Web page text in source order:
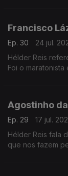
Francisco
Ep. 30
24 jul.
Hélder Reis
Foi o
Agostinho
Ep. 29
17 jul.
Hélder Reis fala
que nos fazem